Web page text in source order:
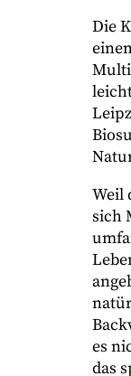
Die
Weil
sich
es
das